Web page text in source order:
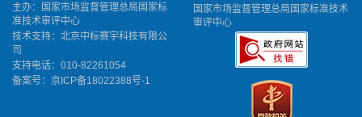
主办：国家市场监督管理总局国家标
准技术审评中心
技术支持：北京中标赛宇科技有限公
司
支持电话：010-82261054
备案号： 京ICP备18022388号-1
国家市场监督管理总局国家标准技术
审评中心